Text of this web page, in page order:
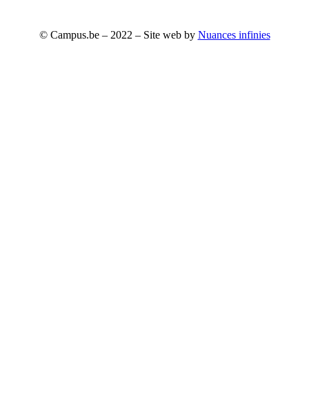
© Campus.be – 2022 – Site web by Nuances infinies